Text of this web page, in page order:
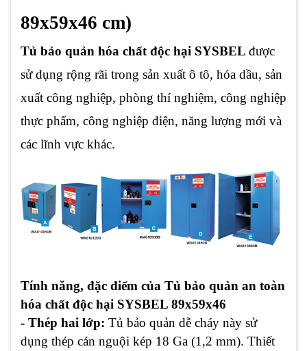
89x59x46 cm)
Tủ bảo quản hóa chất độc hại SYSBEL được
sử dụng rộng rãi trong sản xuất ô tô, hóa dầu, sản
xuất công nghiệp, phòng thí nghiệm, công nghiệp
thực phẩm, công nghiệp điện, năng lượng mới và
các lĩnh vực khác.
Tính năng, đặc điểm của Tủ bảo quản an toàn
hóa chất độc hại SYSBEL 89x59x46
- Thép hai lớp: Tủ bảo quản dễ cháy này sử
dụng thép cán nguội kép 18 Ga (1,2 mm). Thiết